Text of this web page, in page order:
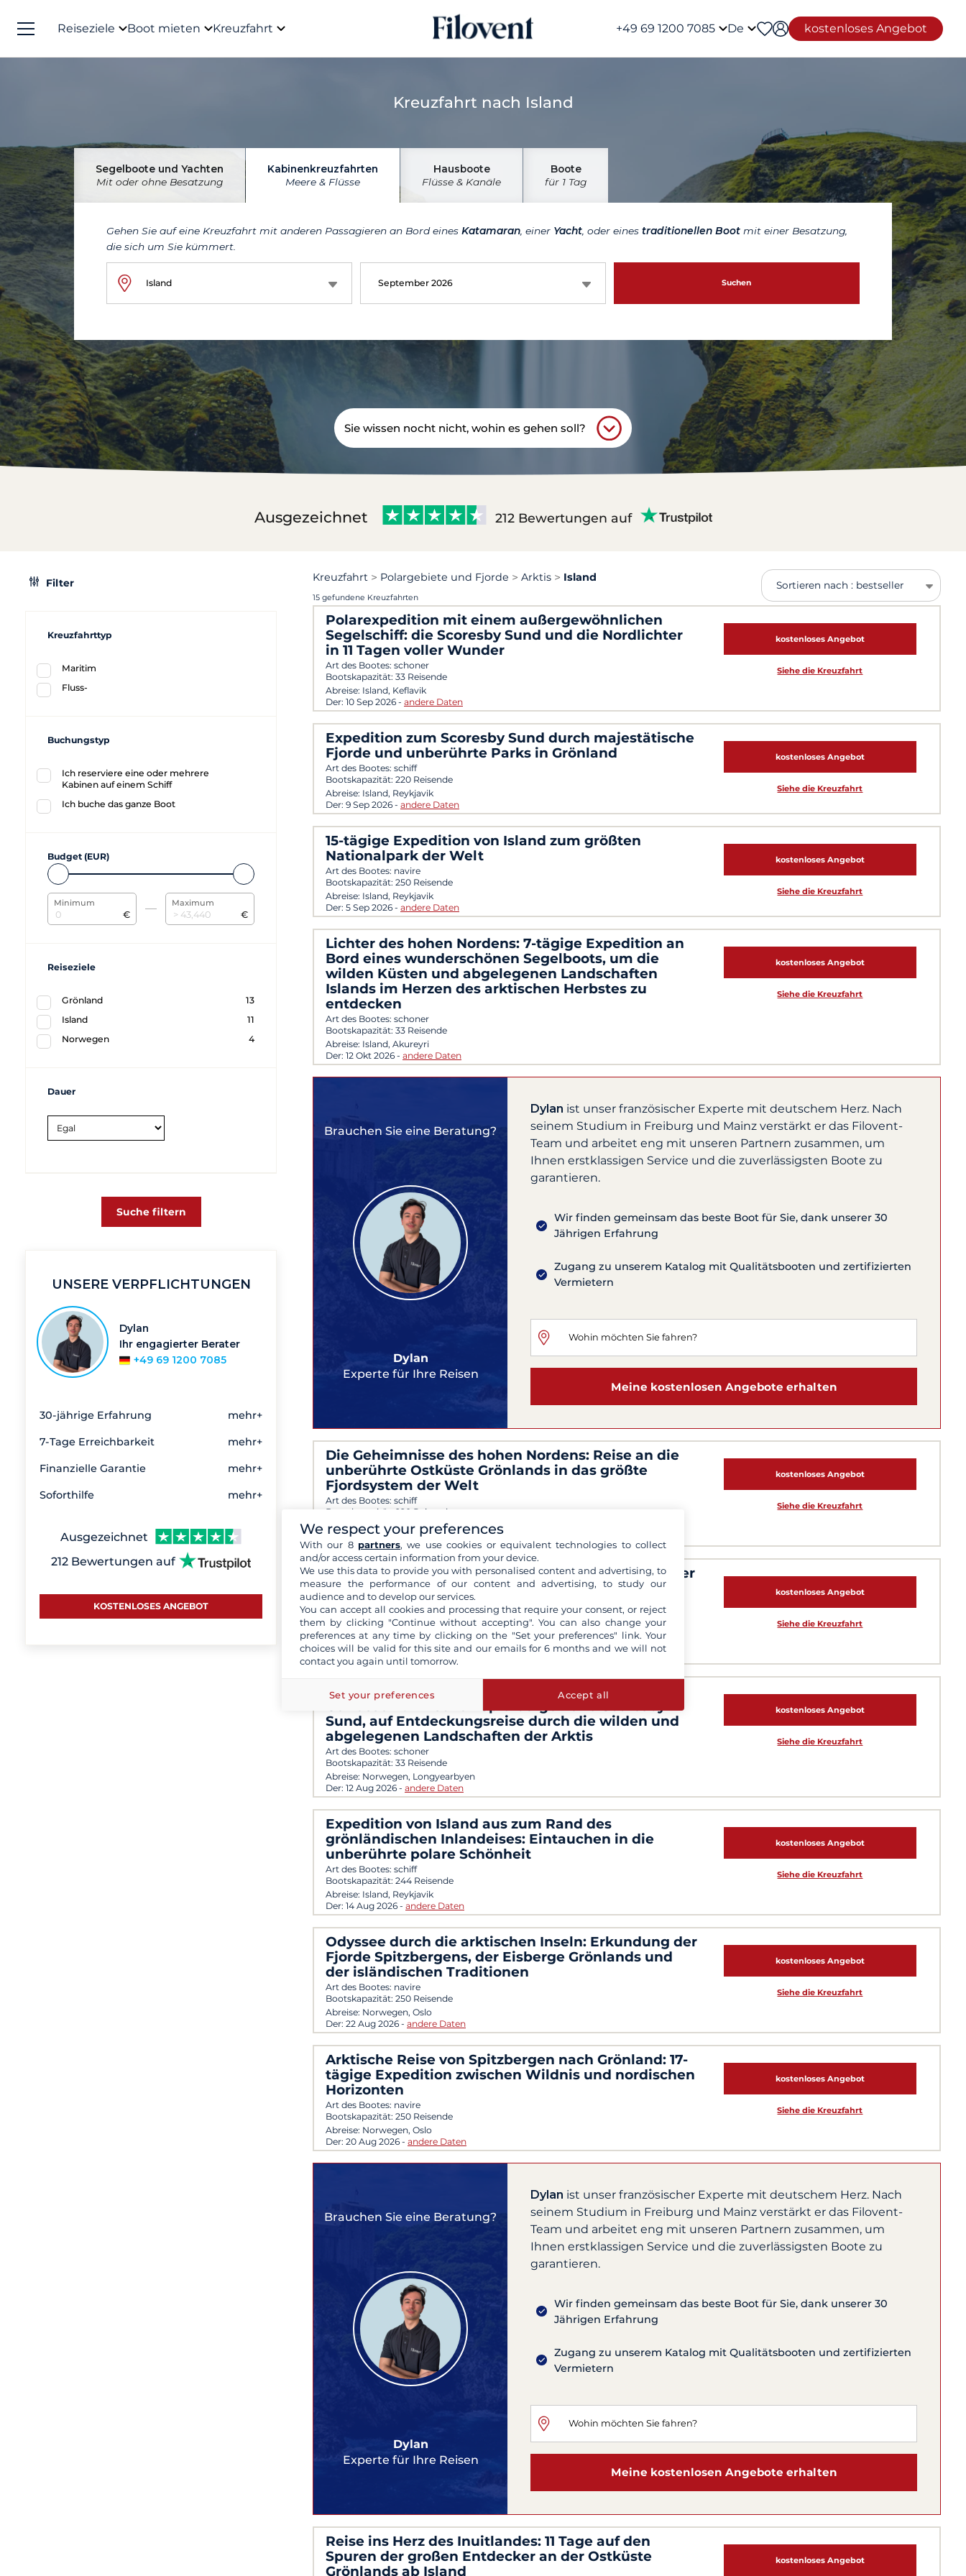
Reiseziele Boot mieten Kreuzfahrt +49 69 1200 7085 De kostenloses Angebot
Kreuzfahrt nach Island
Segelboote und Yachten
Mit oder ohne Besatzung
Kabinenkreuzfahrten
Meere & Flüsse
Hausboote
Flüsse & Kanäle
Boote
für 1 Tag
Gehen Sie auf eine Kreuzfahrt mit anderen Passagieren an Bord eines Katamaran , einer Yacht , oder eines traditionellen Boot mit einer Besatzung,
die sich um Sie kümmert.
Island September 2026 Suchen
Sie wissen nocht nicht, wohin es gehen soll?
Ausgezeichnet 212 Bewertungen auf
Filter
Kreuzfahrttyp
Maritim
Fluss-
Buchungstyp
Ich reserviere eine oder mehrere
Kabinen auf einem Schiff
Ich buche das ganze Boot
Budget (EUR)
Minimum
€
Maximum
€
Reiseziele
Grönland
13
Island
11
Norwegen
4
Dauer
Suche filtern
UNSERE VERPFLICHTUNGEN
Dylan
Ihr engagierter Berater
+49 69 1200 7085
30-jährige Erfahrung mehr+
7-Tage Erreichbarkeit mehr+
Finanzielle Garantie mehr+
Soforthilfe mehr+
Ausgezeichnet
212 Bewertungen auf
KOSTENLOSES ANGEBOT
Kreuzfahrt Polargebiete und Fjorde Arktis Island
15 gefundene Kreuzfahrten
Sortieren nach : bestseller
Polarexpedition mit einem außergewöhnlichen
Segelschiff: die Scoresby Sund und die Nordlichter
in 11 Tagen voller Wunder
Art des Bootes: schoner
Bootskapazität: 33 Reisende
Abreise: Island, Keflavik
Der: 10 Sep 2026 - andere Daten
kostenloses Angebot
Siehe die Kreuzfahrt
Expedition zum Scoresby Sund durch majestätische
Fjorde und unberührte Parks in Grönland
Art des Bootes: schiff
Bootskapazität: 220 Reisende
Abreise: Island, Reykjavik
Der: 9 Sep 2026 - andere Daten
kostenloses Angebot
Siehe die Kreuzfahrt
15-tägige Expedition von Island zum größten
Nationalpark der Welt
Art des Bootes: navire
Bootskapazität: 250 Reisende
Abreise: Island, Reykjavik
Der: 5 Sep 2026 - andere Daten
kostenloses Angebot
Siehe die Kreuzfahrt
Lichter des hohen Nordens: 7-tägige Expedition an
Bord eines wunderschönen Segelboots, um die
wilden Küsten und abgelegenen Landschaften
Islands im Herzen des arktischen Herbstes zu
entdecken
Art des Bootes: schoner
Bootskapazität: 33 Reisende
Abreise: Island, Akureyri
Der: 12 Okt 2026 - andere Daten
kostenloses Angebot
Siehe die Kreuzfahrt
Brauchen Sie eine Beratung?
Dylan
Experte für Ihre Reisen
Dylan ist unser französischer Experte mit deutschem Herz. Nach
seinem Studium in Freiburg und Mainz verstärkt er das Filovent-
Team und arbeitet eng mit unseren Partnern zusammen, um
Ihnen erstklassigen Service und die zuverlässigsten Boote zu
garantieren.
Wir finden gemeinsam das beste Boot für Sie, dank unserer 30
Jährigen Erfahrung
Zugang zu unserem Katalog mit Qualitätsbooten und zertifizierten
Vermietern
Meine kostenlosen Angebote erhalten
Die Geheimnisse des hohen Nordens: Reise an die
unberührte Ostküste Grönlands in das größte
Fjordsystem der Welt
Art des Bootes: schiff
Bootskapazität: 220 Reisende
Abreise: Island, Reykjavik
Der:31 Aug 2026 andere Daten
kostenloses Angebot
Siehe die Kreuzfahrt
Polarexpedition in Grönland: 12 Tage zwischen rauer
Natur, Eisbergen und arktischem Leben, von
Keflavik bis Longyearbyen
Art des Bootes:expeditionsschiff
Bootskapazität: 98 Reisende
Abreise:
Island, Keflavik
Der: 14 Aug 2026 - andere Daten
kostenloses Angebot
Siehe die Kreuzfahrt
20-tägige Segelkreuzfahrt in den nordischen
Gewässern: zwischen Spitzbergen und Scoresby
Sund, auf Entdeckungsreise durch die wilden und
abgelegenen Landschaften der Arktis
Art des Bootes: schoner
Bootskapazität: 33 Reisende
Abreise: Norwegen, Longyearbyen
Der: 12 Aug 2026 - andere Daten
kostenloses Angebot
Siehe die Kreuzfahrt
Expedition von Island aus zum Rand des
grönländischen Inlandeises: Eintauchen in die
unberührte polare Schönheit
Art des Bootes: schiff
Bootskapazität: 244 Reisende
Abreise: Island, Reykjavik
Der: 14 Aug 2026 - andere Daten
kostenloses Angebot
Siehe die Kreuzfahrt
Odyssee durch die arktischen Inseln: Erkundung der
Fjorde Spitzbergens, der Eisberge Grönlands und
der isländischen Traditionen
Art des Bootes: navire
Bootskapazität: 250 Reisende
Abreise: Norwegen, Oslo
Der: 22 Aug 2026 - andere Daten
kostenloses Angebot
Siehe die Kreuzfahrt
Arktische Reise von Spitzbergen nach Grönland: 17-
tägige Expedition zwischen Wildnis und nordischen
Horizonten
Art des Bootes: navire
Bootskapazität: 250 Reisende
Abreise: Norwegen, Oslo
Der: 20 Aug 2026 - andere Daten
kostenloses Angebot
Siehe die Kreuzfahrt
Brauchen Sie eine Beratung?
Dylan
Experte für Ihre Reisen
Dylan ist unser französischer Experte mit deutschem Herz. Nach
seinem Studium in Freiburg und Mainz verstärkt er das Filovent-
Team und arbeitet eng mit unseren Partnern zusammen, um
Ihnen erstklassigen Service und die zuverlässigsten Boote zu
garantieren.
Wir finden gemeinsam das beste Boot für Sie, dank unserer 30
Jährigen Erfahrung
Zugang zu unserem Katalog mit Qualitätsbooten und zertifizierten
Vermietern
Meine kostenlosen Angebote erhalten
Reise ins Herz des Inuitlandes: 11 Tage auf den
Spuren der großen Entdecker an der Ostküste
Grönlands ab Island
kostenloses Angebot
We respect your preferences
With our 8 partners, we use cookies or equivalent technologies to collect
and/or access certain information from your device.
We use this data to provide you with personalised content and advertising, to
measure the performance of our content and advertising, to study our
audience and to develop our services.
You can accept all cookies and processing that require your consent, or reject
them by clicking "Continue without accepting". You can also change your
preferences at any time by clicking on the "Set your preferences" link. Your
choices will be valid for this site and our emails for 6 months and we will not
contact you again until tomorrow.
Set your preferences Accept all